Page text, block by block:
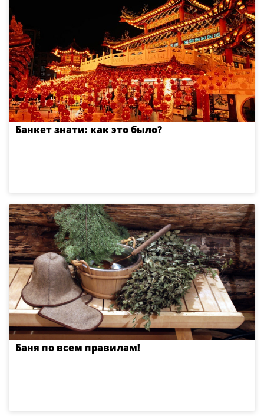
Банкет знати: как это было?
Баня по всем правилам!